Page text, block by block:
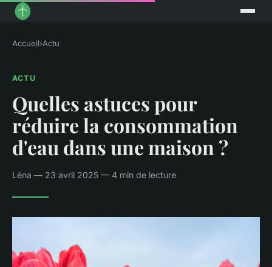
Accueil›Actu
ACTU
Quelles astuces pour
réduire la consommation
d'eau dans une maison ?
Léna — 23 avril 2025 — 4 min de lecture